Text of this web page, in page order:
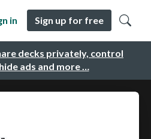
decks privately, control
ads and more …
in Sign up for free